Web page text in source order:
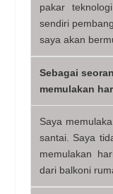
pakar
sendiri
saya akan
Sebagai
memulakan
Saya
santai. Saya
memulakan
dari balkoni